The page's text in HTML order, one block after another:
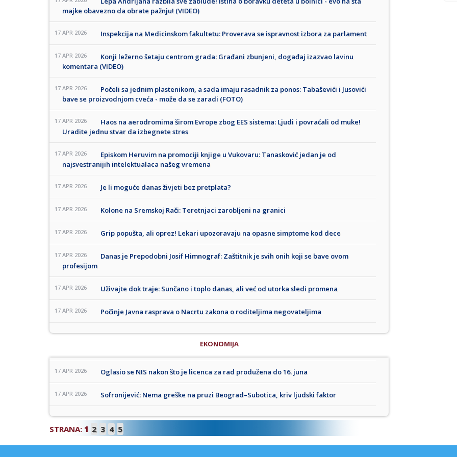
majke obavezno da obrate pažnju! (VIDEO)
17 APR 2026 Inspekcija na Medicinskom fakultetu: Proverava se ispravnost izbora za parlament
17 APR 2026
Konji ležerno šetaju centrom grada: Građani zbunjeni, događaj izazvao lavinu
komentara (VIDEO)
17 APR 2026
Počeli sa jednim plastenikom, a sada imaju rasadnik za ponos: Tabaševići i Jusovići
bave se proizvodnjom cveća - može da se zaradi (FOTO)
17 APR 2026
Haos na aerodromima širom Evrope zbog EES sistema: Ljudi i povraćali od muke!
Uradite jednu stvar da izbegnete stres
17 APR 2026
Episkom Heruvim na promociji knjige u Vukovaru: Tanasković jedan je od
najsvestranijih intelektualaca našeg vremena
17 APR 2026 Je li moguće danas živjeti bez pretplata?
17 APR 2026 Kolone na Sremskoj Rači: Teretnjaci zarobljeni na granici
17 APR 2026 Grip popušta, ali oprez! Lekari upozoravaju na opasne simptome kod dece
17 APR 2026
Danas je Prepodobni Josif Himnograf: Zaštitnik je svih onih koji se bave ovom
profesijom
17 APR 2026 Uživajte dok traje: Sunčano i toplo danas, ali već od utorka sledi promena
17 APR 2026 Počinje Javna rasprava o Nacrtu zakona o roditeljima negovateljima
EKONOMIJA
17 APR 2026 Oglasio se NIS nakon što je licenca za rad produžena do 16. juna
17 APR 2026 Sofronijević: Nema greške na pruzi Beograd–Subotica, kriv ljudski faktor
STRANA: 1 2 3 4 5